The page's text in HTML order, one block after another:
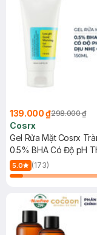
139.000 ₫298.000 ₫
Cosrx
Gel Rửa Mặt Cosrx
0.5% BHA Có Độ pH
150ml
5.0
(173)